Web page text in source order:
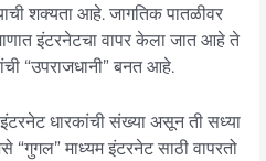
शक्यता आहे. जागतिक पातळीवर
इंटरनेटचा वापर केला जात आहे ते
“उपराजधानी” बनत आहे.
इंटरनेट धारकांची संख्या असून ती सध्या
माध्यम इंटरनेट साठी वापरतो